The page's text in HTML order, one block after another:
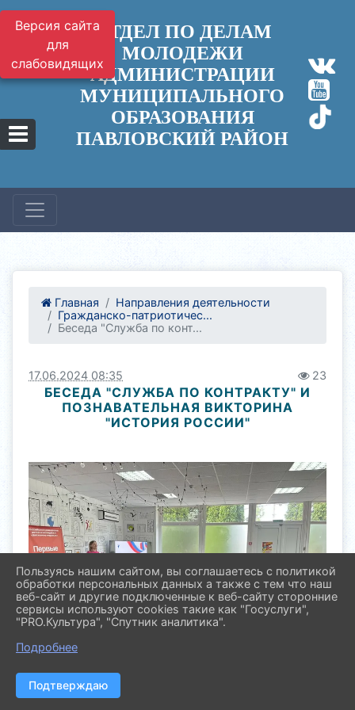
Версия сайта
для
слабовидящих
ОТДЕЛ ПО ДЕЛАМ
МОЛОДЕЖИ
АДМИНИСТРАЦИИ
МУНИЦИПАЛЬНОГО
ОБРАЗОВАНИЯ
ПАВЛОВСКИЙ РАЙОН
Главная
Направления деятельности
Гражданско-патриотичес...
Беседа "Служба по конт...
17.06.2024 08:35 23
БЕСЕДА "СЛУЖБА ПО КОНТРАКТУ" И
ПОЗНАВАТЕЛЬНАЯ ВИКТОРИНА
"ИСТОРИЯ РОССИИ"
Пользуясь нашим сайтом, вы соглашаетесь с политикой
обработки персональных данных а также с тем что наш
веб-сайт и другие подключенные к веб-сайту сторонние
сервисы используют cookies такие как "Госуслуги",
"PRO.Культура", "Спутник аналитика".
Подробнее
Подтверждаю